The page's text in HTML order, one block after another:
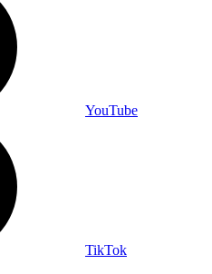
YouTube
TikTok